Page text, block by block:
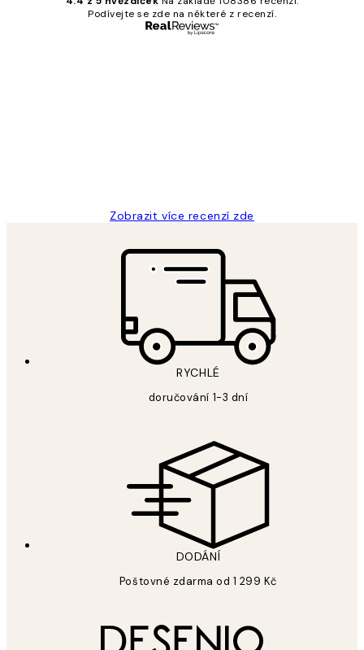
Podívejte se zde na některé z recenzí.
Zobrazit více recenzí zde
RYCHLÉ
doručování 1-3 dní
DODÁNÍ
Poštovné zdarma od 1 299 Kč